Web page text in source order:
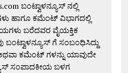
ಬಂಟ್ವಾಳನ್ಯೂಸ್ ನಲ್ಲಿ
ಹಾಗೂ ಕಮೆಂಟ್ ವಿಭಾಗದಲ್ಲಿ
ಬರೆದವರ ವೈಯಕ್ತಿಕ
ಬಂಟ್ವಾಳನ್ಯೂಸ್ ಗೆ ಸಂಬಂಧಿಸಿದ್ದು
ಕಮೆಂಟ್ ಗಳನ್ನು ಯಾವುದೇ
ಸಂಪಾದಕೀಯ ಬಳಗ